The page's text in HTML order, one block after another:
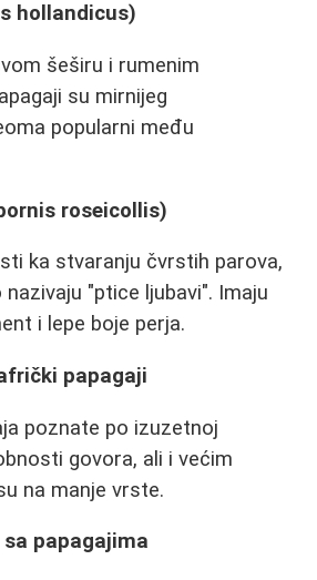
hollandicus)
šeširu i rumenim
su mirnijeg
popularni među
roseicollis)
ka stvaranju čvrstih parova,
"ptice ljubavi". Imaju
i lepe boje perja.
papagaji
poznate po izuzetnoj
govora, ali i većim
na manje vrste.
papagajima